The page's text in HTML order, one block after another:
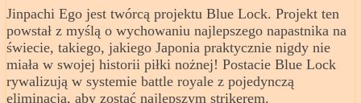
Jinpachi Ego jest twórcą projektu Blue Lock. Projekt ten
powstał z myślą o wychowaniu najlepszego napastnika na
świecie, takiego, jakiego Japonia praktycznie nigdy nie
miała w swojej historii piłki nożnej! Postacie Blue Lock
rywalizują w systemie battle royale z pojedynczą
eliminacją, aby zostać najlepszym strikerem.